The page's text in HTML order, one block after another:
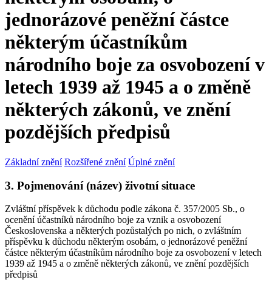
jednorázové peněžní částce
některým účastníkům
národního boje za osvobození v
letech 1939 až 1945 a o změně
některých zákonů, ve znění
pozdějších předpisů
Základní znění Rozšířené znění Úplné znění
3. Pojmenování (název) životní situace
Zvláštní příspěvek k důchodu podle zákona č. 357/2005 Sb., o
ocenění účastníků národního boje za vznik a osvobození
Československa a některých pozůstalých po nich, o zvláštním
příspěvku k důchodu některým osobám, o jednorázové peněžní
částce některým účastníkům národního boje za osvobození v letech
1939 až 1945 a o změně některých zákonů, ve znění pozdějších
předpisů